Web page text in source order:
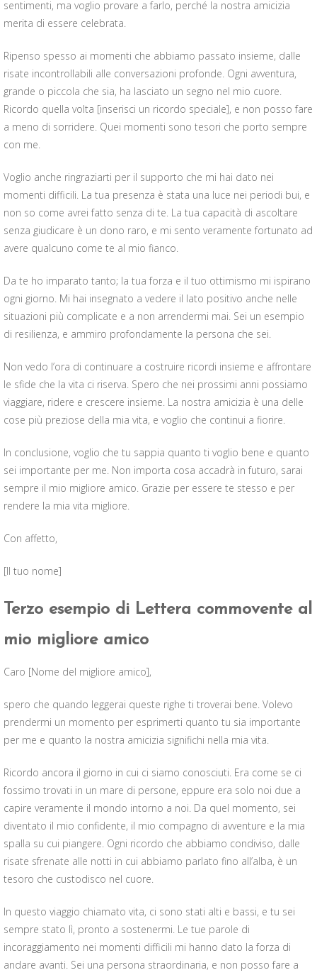
sentimenti, ma voglio provare a farlo, perché la nostra amicizia
merita di essere celebrata.
Ripenso spesso ai momenti che abbiamo passato insieme, dalle
risate incontrollabili alle conversazioni profonde. Ogni avventura,
grande o piccola che sia, ha lasciato un segno nel mio cuore.
Ricordo quella volta [inserisci un ricordo speciale], e non posso fare
a meno di sorridere. Quei momenti sono tesori che porto sempre
con me.
Voglio anche ringraziarti per il supporto che mi hai dato nei
momenti difficili. La tua presenza è stata una luce nei periodi bui, e
non so come avrei fatto senza di te. La tua capacità di ascoltare
senza giudicare è un dono raro, e mi sento veramente fortunato ad
avere qualcuno come te al mio fianco.
Da te ho imparato tanto; la tua forza e il tuo ottimismo mi ispirano
ogni giorno. Mi hai insegnato a vedere il lato positivo anche nelle
situazioni più complicate e a non arrendermi mai. Sei un esempio
di resilienza, e ammiro profondamente la persona che sei.
Non vedo l’ora di continuare a costruire ricordi insieme e affrontare
le sfide che la vita ci riserva. Spero che nei prossimi anni possiamo
viaggiare, ridere e crescere insieme. La nostra amicizia è una delle
cose più preziose della mia vita, e voglio che continui a fiorire.
In conclusione, voglio che tu sappia quanto ti voglio bene e quanto
sei importante per me. Non importa cosa accadrà in futuro, sarai
sempre il mio migliore amico. Grazie per essere te stesso e per
rendere la mia vita migliore.
Con affetto,
[Il tuo nome]
Terzo esempio di Lettera commovente al
mio migliore amico
Caro [Nome del migliore amico],
spero che quando leggerai queste righe ti troverai bene. Volevo
prendermi un momento per esprimerti quanto tu sia importante
per me e quanto la nostra amicizia significhi nella mia vita.
Ricordo ancora il giorno in cui ci siamo conosciuti. Era come se ci
fossimo trovati in un mare di persone, eppure era solo noi due a
capire veramente il mondo intorno a noi. Da quel momento, sei
diventato il mio confidente, il mio compagno di avventure e la mia
spalla su cui piangere. Ogni ricordo che abbiamo condiviso, dalle
risate sfrenate alle notti in cui abbiamo parlato fino all’alba, è un
tesoro che custodisco nel cuore.
In questo viaggio chiamato vita, ci sono stati alti e bassi, e tu sei
sempre stato lì, pronto a sostenermi. Le tue parole di
incoraggiamento nei momenti difficili mi hanno dato la forza di
andare avanti. Sei una persona straordinaria, e non posso fare a